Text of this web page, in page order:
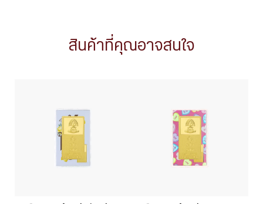
สินค้าที่คุณอาจสนใจ